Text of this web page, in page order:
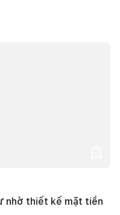
nhờ thiết kế mặt tiền